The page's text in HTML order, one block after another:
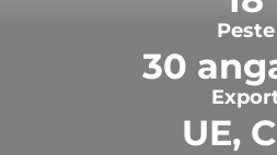
Peste
30
UE,